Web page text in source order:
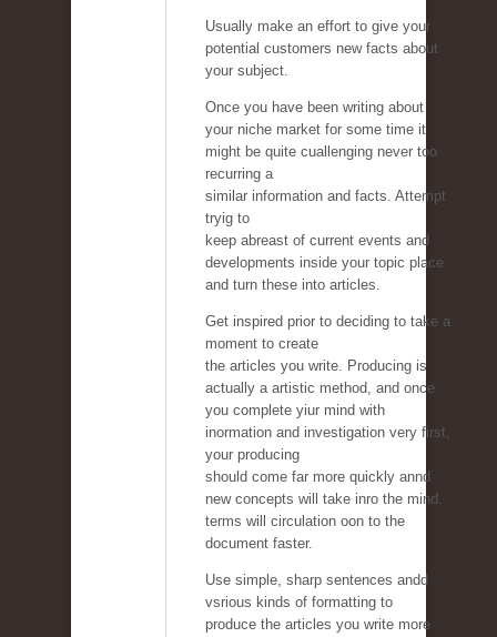
Usually make an effort to give your
potential customers new facts about
your subject.
Once you have been writing about
your niche market for some time it
might be quite cuallenging never too
recurring a
similar information and facts. Attempt
tryig to
keep abreast of current events and
developments inside your topic place
and turn these into articles.
Get inspired prior to deciding to take a
moment to create
the articles you write. Producing is
actually a artistic method, and once
you complete yiur mind with
inormation and investigation very first,
your producing
should come far more quickly annd
new concepts will take inro the mind.
terms will circulation oon to the
document faster.
Use simple, sharp sentences andd
vsrious kinds of formatting to
produce the articles you write more